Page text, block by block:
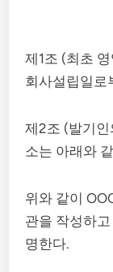
제1조 (최초
회사설립일로
제2조 (발기
소는 아래와
위와 같이
관을 작성하
명한다.